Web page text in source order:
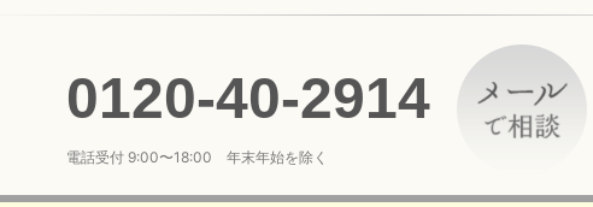
0120-40-2914
電話受付 9:00〜18:00 年末年始を除く